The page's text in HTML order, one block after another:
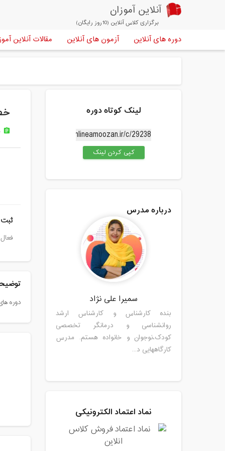
آنلاین آموزان
برگزاری کلاس آنلاین (10روز رایگان)
دوره های آنلاین آزمون های آنلاین مقالات آنلاین
assignment
دوره
لینک کوتاه دوره
کپی کردن لینک
درباره مدرس
سمیرا علی نژاد
بنده کارشناس و کارشناس ارشد
روانشناسی و درمانگر تخصصی
کودک،نوجوان و خانواده هستم. مدرس
کارگاههایی د...
نماد اعتماد الکترونیکی